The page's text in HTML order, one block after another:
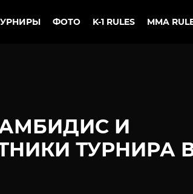
ФОТО K-1 RULES MMA
И
ТУРНИРА